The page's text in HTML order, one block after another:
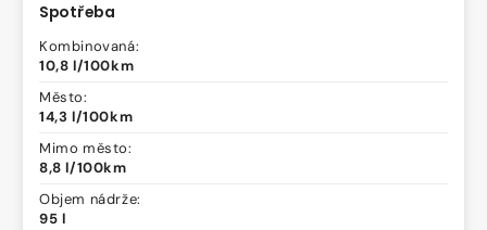
Spotřeba
Kombinovaná:
10,8 l/100km
Město:
14,3 l/100km
Mimo město:
8,8 l/100km
Objem nádrže:
95 l